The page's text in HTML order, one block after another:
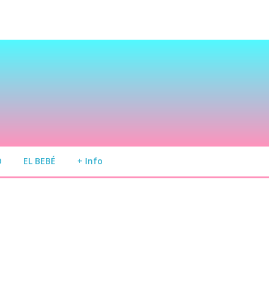
EL BEBÉ + Info